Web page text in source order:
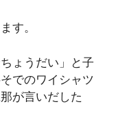
す。
ょうだい」と子
でのワイシャツ
が言いだした